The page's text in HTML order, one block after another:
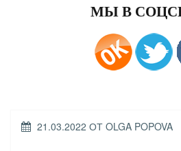
МЫ В
ОПУБЛИКОВАНО
21.03.2022 ОТ OLGA POPOVA